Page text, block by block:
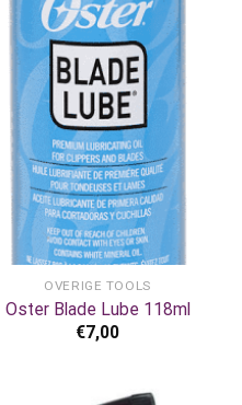
OVERIGE TOOLS
Oster Blade Lube 118ml
€7,00